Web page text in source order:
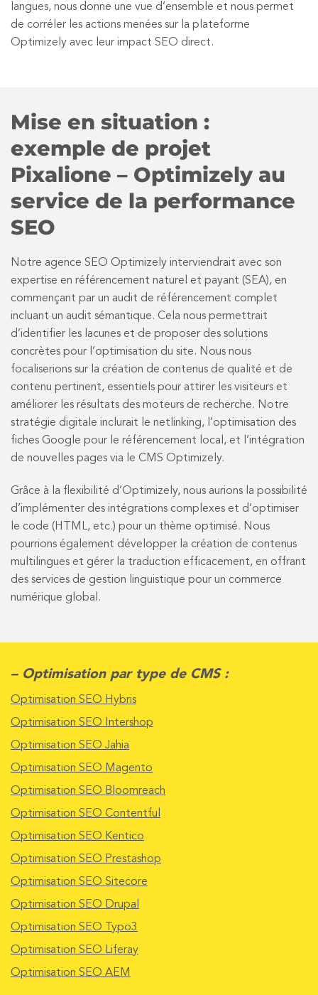
langues, nous donne une vue d’ensemble et nous permet
de corréler les actions menées sur la plateforme
Optimizely avec leur impact SEO direct.
Mise en situation :
exemple de projet
Pixalione – Optimizely au
service de la performance
SEO
Notre agence SEO Optimizely interviendrait avec son
expertise en référencement naturel et payant (SEA), en
commençant par un audit de référencement complet
incluant un audit sémantique. Cela nous permettrait
d’identifier les lacunes et de proposer des solutions
concrètes pour l’optimisation du site. Nous nous
focaliserions sur la création de contenus de qualité et de
contenu pertinent, essentiels pour attirer les visiteurs et
améliorer les résultats des moteurs de recherche. Notre
stratégie digitale inclurait le netlinking, l’optimisation des
fiches Google pour le référencement local, et l’intégration
de nouvelles pages via le CMS Optimizely.
Grâce à la flexibilité d’Optimizely, nous aurions la possibilité
d’implémenter des intégrations complexes et d’optimiser
le code (HTML, etc.) pour un thème optimisé. Nous
pourrions également développer la création de contenus
multilingues et gérer la traduction efficacement, en offrant
des services de gestion linguistique pour un commerce
numérique global.
– Optimisation par type de CMS :
Optimisation SEO Hybris
Optimisation SEO Intershop
Optimisation SEO Jahia
Optimisation SEO Magento
Optimisation SEO Bloomreach
Optimisation SEO Contentful
Optimisation SEO Kentico
Optimisation SEO Prestashop
Optimisation SEO Sitecore
Optimisation SEO Drupal
Optimisation SEO Typo3
Optimisation SEO Liferay
Optimisation SEO AEM